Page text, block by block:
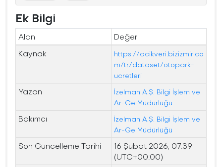
Ek Bilgi
Alan
Değer
Kaynak
https://acikveri.bizizmir.co
m/tr/dataset/otopark-
ucretleri
Yazan
İzelman A.Ş. Bilgi İşlem ve
Ar-Ge Müdürlüğü
Bakımcı
İzelman A.Ş. Bilgi İşlem ve
Ar-Ge Müdürlüğü
Son Güncelleme Tarihi
16 Şubat 2026, 07:39
(UTC+00:00)